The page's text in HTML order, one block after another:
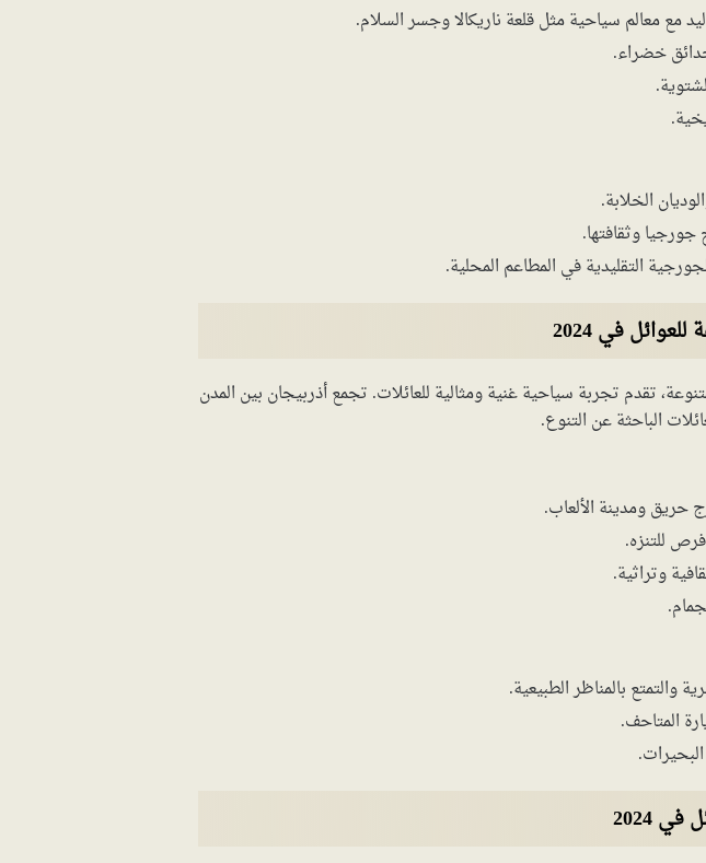
مع معالم سياحية مثل قلعة ناريكالا وجسر السلام.
خضراء.
الخلابة.
جورجيا وثقافتها.
التقليدية في المطاعم المحلية.
في 2024
تقدم تجربة سياحية غنية ومثالية للعائلات. تجمع أذربيجان بين المدن
الباحثة عن التنوع.
حريق ومدينة الألعاب.
للتنزه.
وتراثية.
والتمتع بالمناظر الطبيعية.
المتاحف.
2024